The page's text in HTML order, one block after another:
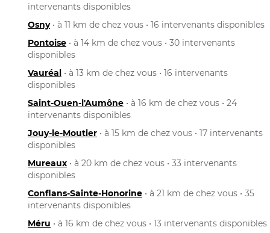
intervenants disponibles
Osny• à 11 km de chez vous • 16 intervenants disponibles
Pontoise • à 14 km de chez vous • 30 intervenants
disponibles
Vauréal • à 13 km de chez vous • 16 intervenants
disponibles
Saint-Ouen-l'Aumône • à 16 km de chez vous • 24
intervenants disponibles
Jouy-le-Moutier • à 15 km de chez vous • 17 intervenants
disponibles
Mureaux • à 20 km de chez vous • 33 intervenants
disponibles
Conflans-Sainte-Honorine • à 21 km de chez vous • 35
intervenants disponibles
Méru • à 16 km de chez vous • 13 intervenants disponibles